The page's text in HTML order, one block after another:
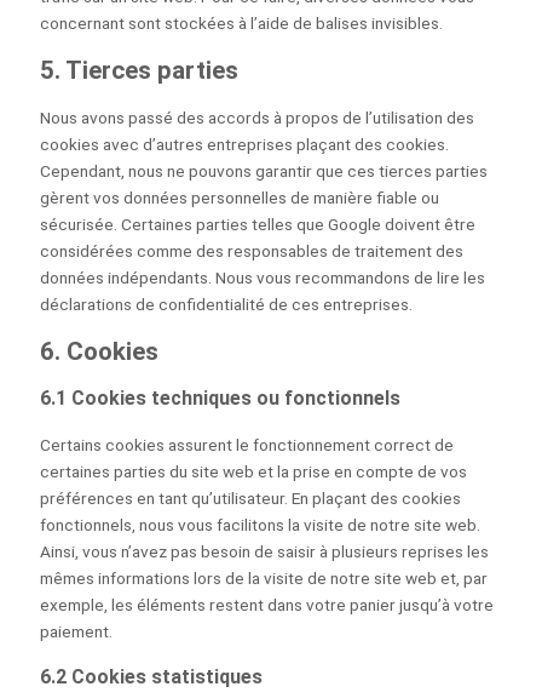
concernant sont stockées à l’aide de balises invisibles.
5. Tierces parties
Nous avons passé des accords à propos de l’utilisation des
cookies avec d’autres entreprises plaçant des cookies.
Cependant, nous ne pouvons garantir que ces tierces parties
gèrent vos données personnelles de manière fiable ou
sécurisée. Certaines parties telles que Google doivent être
considérées comme des responsables de traitement des
données indépendants. Nous vous recommandons de lire les
déclarations de confidentialité de ces entreprises.
6. Cookies
6.1 Cookies techniques ou fonctionnels
Certains cookies assurent le fonctionnement correct de
certaines parties du site web et la prise en compte de vos
préférences en tant qu’utilisateur. En plaçant des cookies
fonctionnels, nous vous facilitons la visite de notre site web.
Ainsi, vous n’avez pas besoin de saisir à plusieurs reprises les
mêmes informations lors de la visite de notre site web et, par
exemple, les éléments restent dans votre panier jusqu’à votre
paiement.
6.2 Cookies statistiques